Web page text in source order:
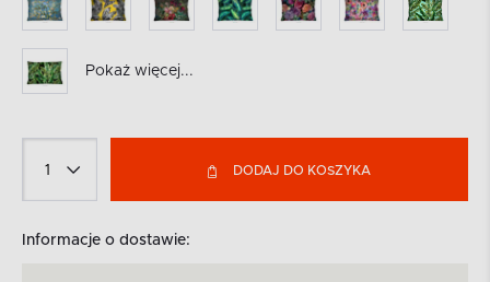
Pokaż więcej...
DODAJ DO KOSZYKA
Informacje o dostawie: